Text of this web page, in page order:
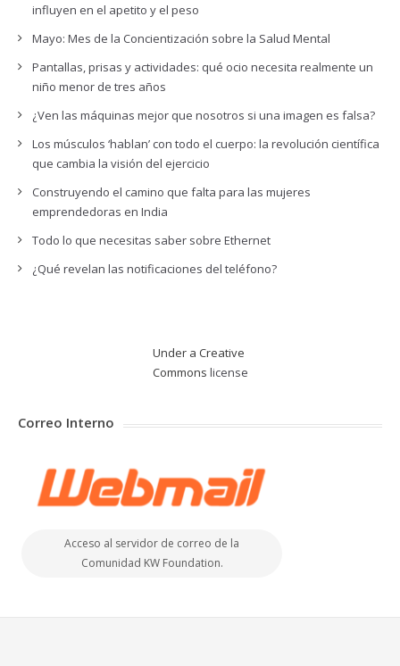
influyen en el apetito y el peso
Mayo: Mes de la Concientización sobre la Salud Mental
Pantallas, prisas y actividades: qué ocio necesita realmente un
niño menor de tres años
¿Ven las máquinas mejor que nosotros si una imagen es falsa?
Los músculos ‘hablan’ con todo el cuerpo: la revolución científica
que cambia la visión del ejercicio
Construyendo el camino que falta para las mujeres
emprendedoras en India
Todo lo que necesitas saber sobre Ethernet
¿Qué revelan las notificaciones del teléfono?
Under a Creative
Commons license
Correo Interno
Acceso al servidor de correo de la
Comunidad KW Foundation.